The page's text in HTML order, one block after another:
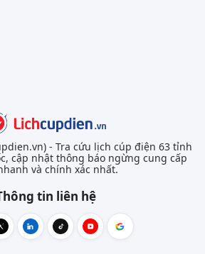
- Tra cứu lịch cúp điện 63 tỉnh
cập nhật thông báo ngừng cung cấp
và chính xác nhất.
tin liên hệ